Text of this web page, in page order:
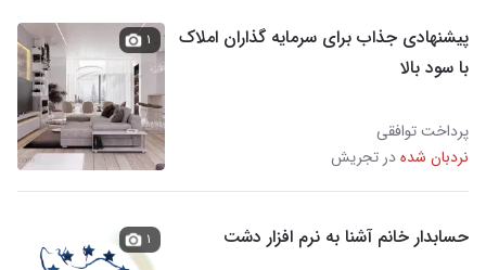
پیشنهادی جذاب برای سرمایه گذاران املاک
با سود بالا
پرداخت توافقی
نردبان شدهدر تجریش
۱
حسابدار خانم آشنا به نرم افزار دشت ۱